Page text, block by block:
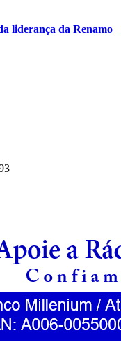
liderança da Renamo